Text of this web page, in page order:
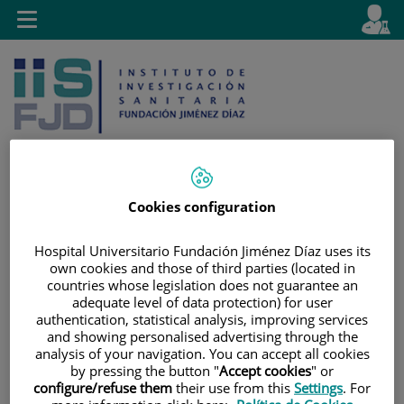
Jump to content
content
selector
Active
en
Toggle
navigation
Cookies configuration
Hospital Universitario Fundación Jiménez Díaz uses its
own cookies and those of third parties (located in
countries whose legislation does not guarantee an
adequate level of data protection) for user
authentication, statistical analysis, improving services
and showing personalised advertising through the
analysis of your navigation. You can accept all cookies
by pressing the button "Accept cookies" or
configure/refuse them their use from this Settings. For